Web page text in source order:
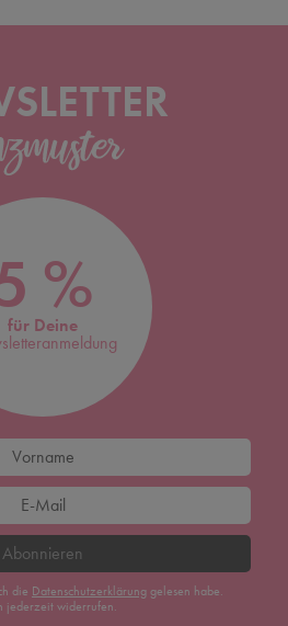
%
für Deine
Abonnieren
die Daten­schutz­erklärunggelesen habe.
jederzeit widerrufen.